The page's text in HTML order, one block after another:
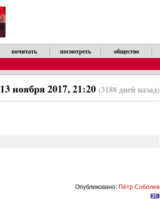
почитать посмотреть общество
13 ноября 2017, 21:20 (3188 дней назад)
Опубликовано: Пётр Соболев
2C